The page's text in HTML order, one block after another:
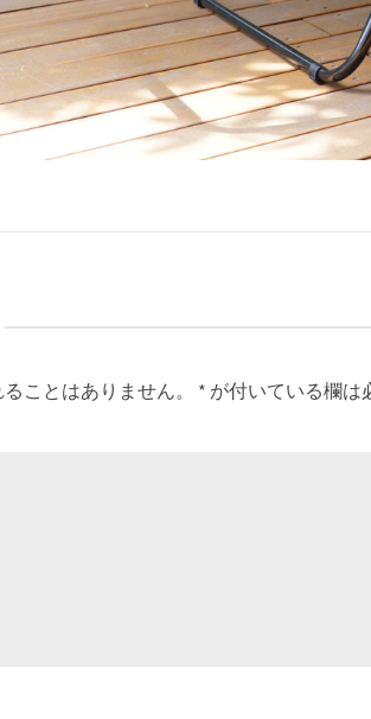
ことはありません。 * が付いている欄は